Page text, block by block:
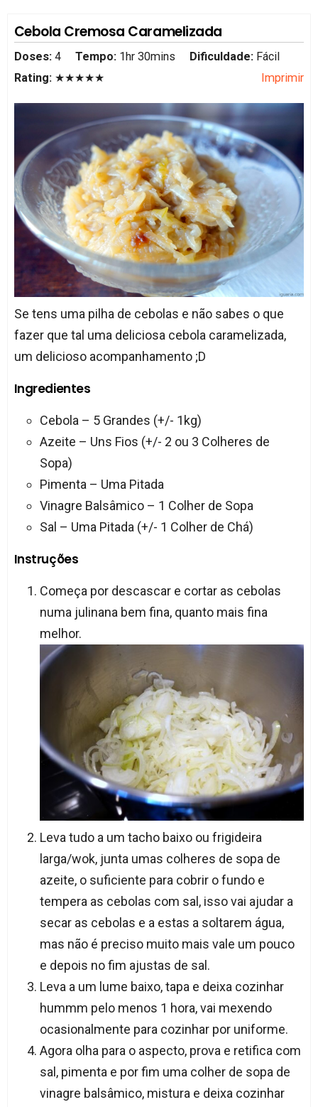
Cebola Cremosa Caramelizada
Doses: 4 Tempo: 1hr 30mins Dificuldade: Fácil
Rating: ★★★★★ Imprimir
Se tens uma pilha de cebolas e não sabes o que
fazer que tal uma deliciosa cebola caramelizada,
um delicioso acompanhamento ;D
Ingredientes
Cebola – 5 Grandes (+/- 1kg)
Azeite – Uns Fios (+/- 2 ou 3 Colheres de
Sopa)
Pimenta – Uma Pitada
Vinagre Balsâmico – 1 Colher de Sopa
Sal – Uma Pitada (+/- 1 Colher de Chá)
Instruções
Começa por descascar e cortar as cebolas
numa julinana bem fina, quanto mais fina
melhor.
Leva tudo a um tacho baixo ou frigideira
larga/wok, junta umas colheres de sopa de
azeite, o suficiente para cobrir o fundo e
tempera as cebolas com sal, isso vai ajudar a
secar as cebolas e a estas a soltarem água,
mas não é preciso muito mais vale um pouco
e depois no fim ajustas de sal.
Leva a um lume baixo, tapa e deixa cozinhar
hummm pelo menos 1 hora, vai mexendo
ocasionalmente para cozinhar por uniforme.
Agora olha para o aspecto, prova e retifica com
sal, pimenta e por fim uma colher de sopa de
vinagre balsâmico, mistura e deixa cozinhar